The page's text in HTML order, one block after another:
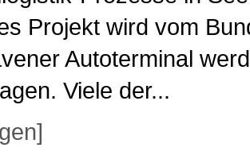
Projekt wird vom
Autoterminal
Viele der...